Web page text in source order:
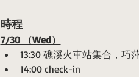
時程
7/30 （Wed）
13:30 礁溪火車站集合，巧
14:00 check-in